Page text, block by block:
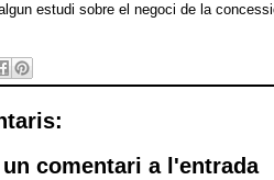
estudi sobre el negoci de la
comentari a l'entrada